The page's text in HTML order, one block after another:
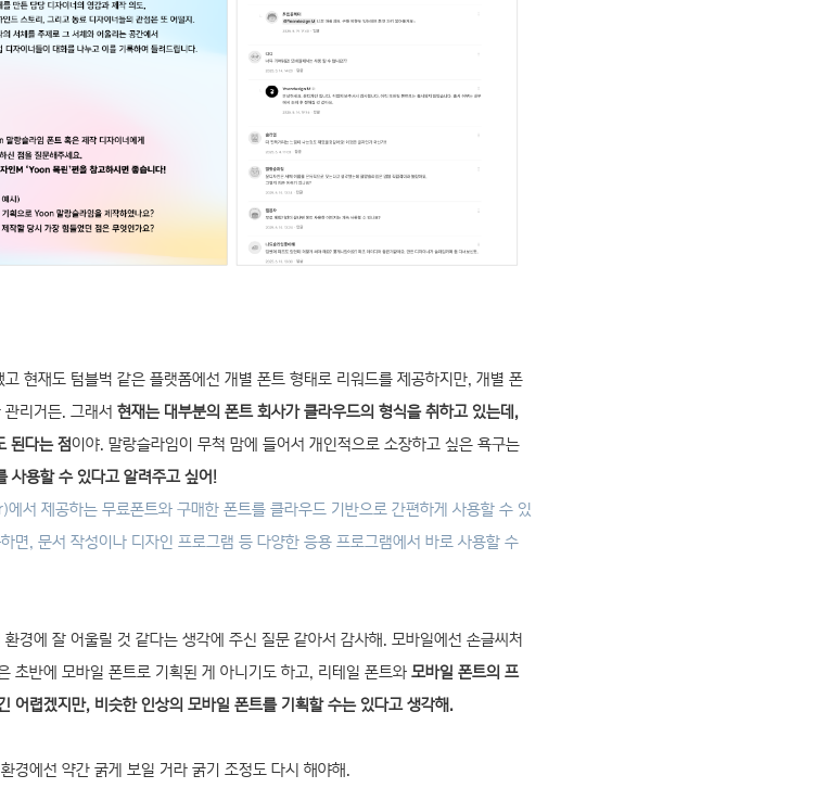
현재도 텀블벅 같은 플랫폼에선 개별 폰트 형태로 리워드를 제공하지만, 개별 폰
리거든. 그래서 현재는 대부분의 폰트 회사가 클라우드의 형식을 취하고 있는데,
된다는 점이야. 말랑슬라임이 무척 맘에 들어서 개인적으로 소장하고 싶은 욕구는
사용할 수 있다고 알려주고 싶어!
에서 제공하는 무료폰트와 구매한 폰트를 클라우드 기반으로 간편하게 사용할 수 있
면, 문서 작성이나 디자인 프로그램 등 다양한 응용 프로그램에서 바로 사용할 수
경에 잘 어울릴 것 같다는 생각에 주신 질문 같아서 감사해. 모바일에선 손글씨처
초반에 모바일 폰트로 기획된 게 아니기도 하고, 리테일 폰트와 모바일 폰트의 프
어렵겠지만, 비슷한 인상의 모바일 폰트를 기획할 수는 있다고 생각해.
경에선 약간 굵게 보일 거라 굵기 조정도 다시 해야해.